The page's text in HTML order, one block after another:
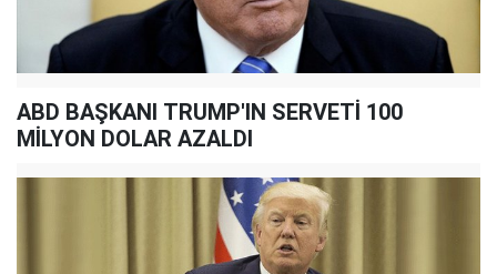
ABD BAŞKANI TRUMP'IN SERVETİ 100
MİLYON DOLAR AZALDI